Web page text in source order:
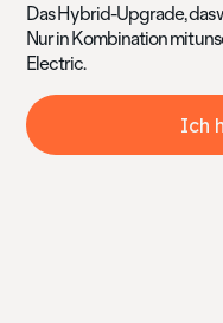
Das Hybrid-Upgrade, das
Nur in Kombination mit
Electric.
Ich